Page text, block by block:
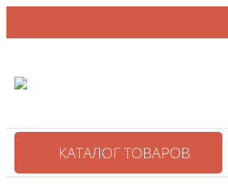
КАТАЛОГ ТОВАРОВ